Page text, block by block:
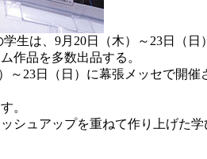
生は、9月20日（木）～23日（
作品を多数出品する。
23日（日）に幕張メッセで開
。
ュアップを重ねて作り上げた